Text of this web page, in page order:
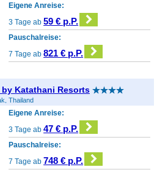
Eigene Anreise:
3 Tage ab59 € p.P.
Pauschalreise:
7 Tage ab821 € p.P.
Katathani Resorts
Thailand
Eigene Anreise:
3 Tage ab47 € p.P.
Pauschalreise:
7 Tage ab 748 € p.P.